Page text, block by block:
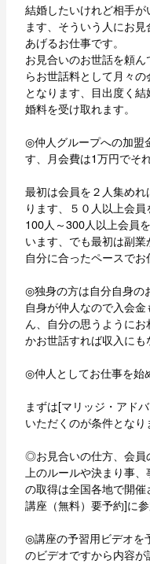
結婚したいけれど相手
ます、そういう人にお
あげるお仕事です。
お見合いのお世話を頼
らお世話料として月々
となります、目出度く
婚料を受け取れます。
◎仲人グループへの加盟
す、月会費は1万円でそ
最初は会員を２人集め
ります、５０人以上会員
100人～300人以上会員
います、でも最初は副業
自分に合ったペースでお
◎独身の方は自分自身の
自身が仲人なので入会
ん、自分の思うように
かお世話すれば収入にも
◎仲人としてお仕事を
まずは[マリッジ・アド
いただくのが条件となり
◎お見合いの仕方、会員
上のルールや決まり事
の取得は全国各地で開
講座（無料）要予約]に
◎講座の予習用ビデオを
のビデオですから内容が